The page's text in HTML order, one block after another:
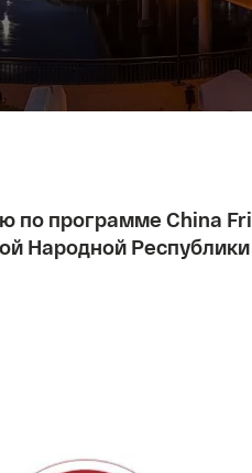
по программе China
Народной